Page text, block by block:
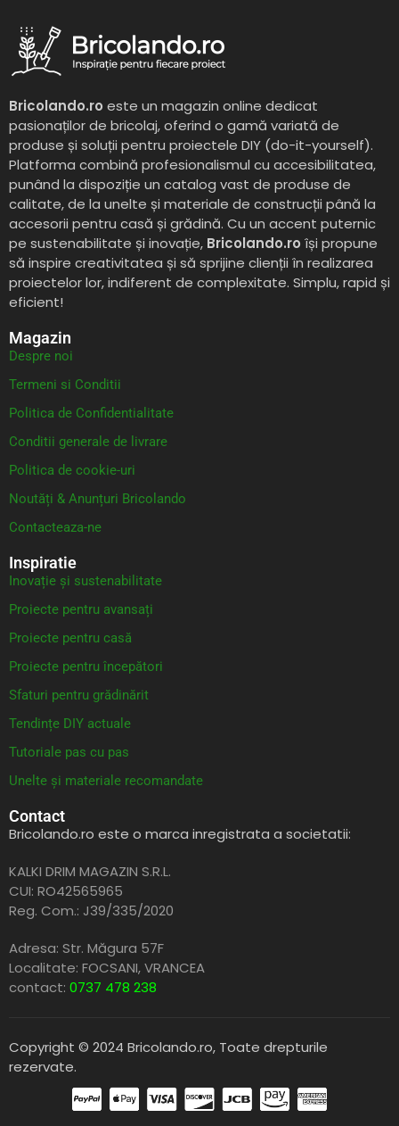
Bricolando.ro este un magazin online dedicat
pasionaților de bricolaj, oferind o gamă variată de
produse și soluții pentru proiectele DIY (do-it-yourself).
Platforma combină profesionalismul cu accesibilitatea,
punând la dispoziție un catalog vast de produse de
calitate, de la unelte și materiale de construcții până la
accesorii pentru casă și grădină. Cu un accent puternic
pe sustenabilitate și inovație, Bricolando.ro își propune
să inspire creativitatea și să sprijine clienții în realizarea
proiectelor lor, indiferent de complexitate. Simplu, rapid și
eficient!
Magazin
Despre noi
Termeni si Conditii
Politica de Confidentialitate
Conditii generale de livrare
Politica de cookie-uri
Noutăți & Anunțuri Bricolando
Contacteaza-ne
Inspiratie
Inovație și sustenabilitate
Proiecte pentru avansați
Proiecte pentru casă
Proiecte pentru începători
Sfaturi pentru grădinărit
Tendințe DIY actuale
Tutoriale pas cu pas
Unelte și materiale recomandate
Contact
Bricolando.ro este o marca inregistrata a societatii:
KALKI DRIM MAGAZIN S.R.L.
CUI: RO42565965
Reg. Com.: J39/335/2020
Adresa: Str. Măgura 57F
Localitate: FOCSANI,VRANCEA
contact: 0737 478 238
Copyright © 2024 Bricolando.ro, Toate drepturile
rezervate.